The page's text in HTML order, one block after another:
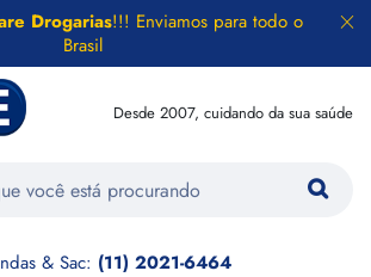
Drogarias!!! Enviamos para todo o
Brasil
Desde 2007, cuidando da sua saúde
& Sac: (11) 2021-6464